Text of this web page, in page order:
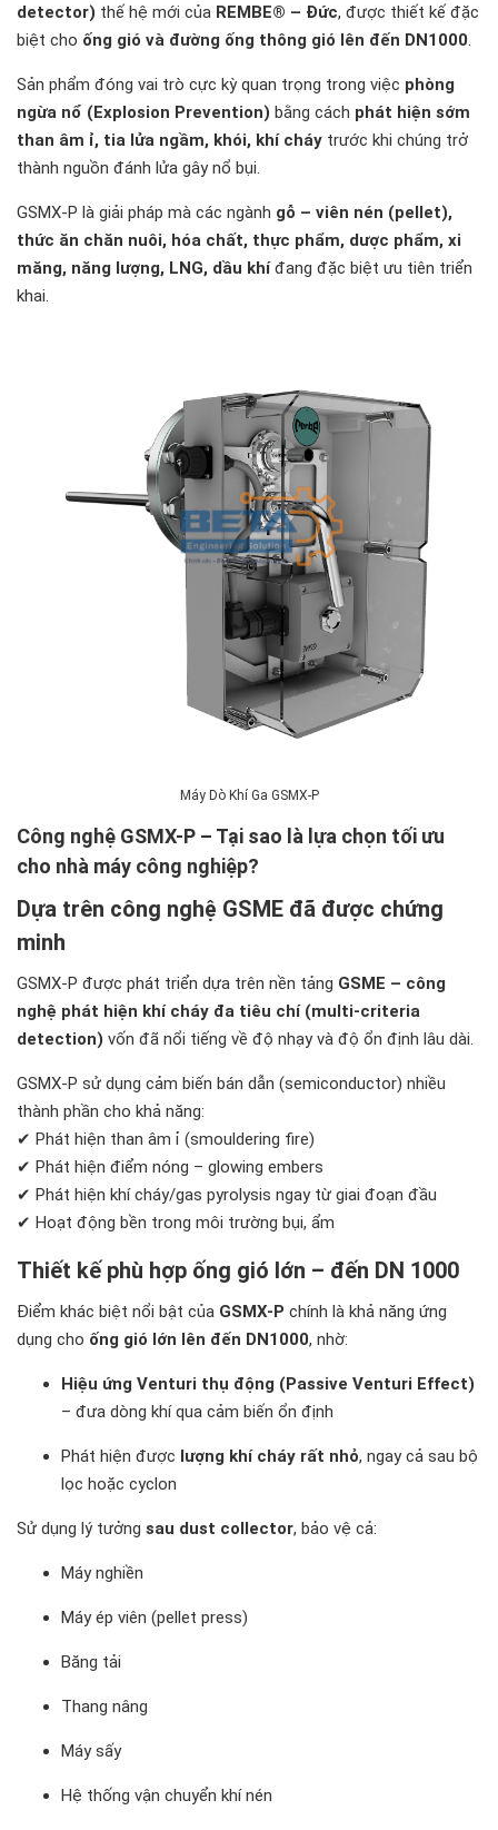
Lưu ý quan trọng khi lắp đặt máy dò khí ga GSMX-P
Kết luận – GSMX-P là “lá chắn phòng nổ” cho nhà
📞 Liên hệ tư vấn & báo giá GSMX-P
detector) thế hệ mới của REMBE® – Đức, được thiết kế đặc
biệt cho ống gió và đường ống thông gió lên đến DN1000.
Sản phẩm đóng vai trò cực kỳ quan trọng trong việc phòng
ngừa nổ (Explosion Prevention) bằng cách phát hiện sớm
than âm ỉ, tia lửa ngầm, khói, khí cháy trước khi chúng trở
thành nguồn đánh lửa gây nổ bụi.
GSMX-P là giải pháp mà các ngành gỗ – viên nén (pellet),
thức ăn chăn nuôi, hóa chất, thực phẩm, dược phẩm, xi
măng, năng lượng, LNG, dầu khíđang đặc biệt ưu tiên triển
khai.
Máy Dò Khí Ga GSMX-P
Công nghệ GSMX-P – Tại sao là lựa chọn tối ưu
cho nhà máy công nghiệp?
Dựa trên công nghệ GSME đã được chứng
minh
GSMX-P được phát triển dựa trên nền tảng GSME – công
nghệ phát hiện khí cháy đa tiêu chí (multi-criteria
detection) vốn đã nổi tiếng về độ nhạy và độ ổn định lâu dài.
GSMX-P sử dụng cảm biến bán dẫn (semiconductor) nhiều
thành phần cho khả năng:
✔ Phát hiện than âm ỉ (smouldering fire)
✔ Phát hiện điểm nóng – glowing embers
✔ Phát hiện khí cháy/gas pyrolysis ngay từ giai đoạn đầu
✔ Hoạt động bền trong môi trường bụi, ẩm
Thiết kế phù hợp ống gió lớn – đến DN 1000
Điểm khác biệt nổi bật của GSMX-P chính là khả năng ứng
dụng cho ống gió lớn lên đến DN1000, nhờ:
Hiệu ứng Venturi thụ động (Passive Venturi Effect)
– đưa dòng khí qua cảm biến ổn định
Phát hiện được lượng khí cháy rất nhỏ, ngay cả sau bộ
lọc hoặc cyclon
Sử dụng lý tưởng sau dust collector, bảo vệ cả:
Máy nghiền
Máy ép viên (pellet press)
Băng tải
Thang nâng
Máy sấy
Hệ thống vận chuyển khí nén